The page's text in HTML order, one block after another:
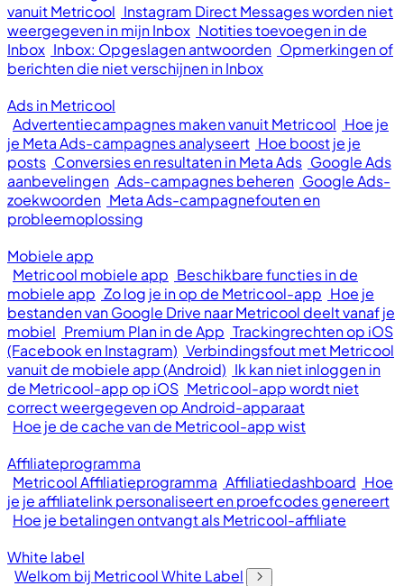
vanuit Metricool Instagram Direct Messages worden niet
weergegeven in mijn Inbox Notities toevoegen in de
Inbox Inbox: Opgeslagen antwoorden Opmerkingen of
berichten die niet verschijnen in Inbox
Ads in Metricool
Advertentiecampagnes maken vanuit Metricool Hoe je
je Meta Ads-campagnes analyseert Hoe boost je je
posts Conversies en resultaten in Meta Ads Google Ads
aanbevelingen Ads-campagnes beheren Google Ads-
zoekwoorden Meta Ads-campagnefouten en
probleemoplossing
Mobiele app
Metricool mobiele app Beschikbare functies in de
mobiele app Zo log je in op de Metricool-app Hoe je
bestanden van Google Drive naar Metricool deelt vanaf je
mobiel Premium Plan in de App Trackingrechten op iOS
(Facebook en Instagram) Verbindingsfout met Metricool
vanuit de mobiele app (Android) Ik kan niet inloggen in
de Metricool-app op iOS Metricool-app wordt niet
correct weergegeven op Android-apparaat
Hoe je de cache van de Metricool-app wist
Affiliateprogramma
Metricool Affiliatieprogramma Affiliatiedashboard Hoe
je je affiliatelink personaliseert en proefcodes genereert
Hoe je betalingen ontvangt als Metricool-affiliate
White label
Welkom bij Metricool White Label